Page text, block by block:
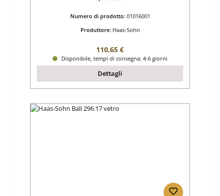
Numero di prodotto: 01016001
Produttore: Haas-Sohn
Prezzo normale:
110,65 €
Disponibile, tempi di consegna: 4-6 giorni
Dettagli